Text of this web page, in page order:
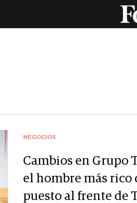
NEGOCIOS
Cambios en Grupo
el hombre más rico
puesto al frente de